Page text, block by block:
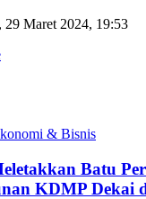
29 Maret 2024, 19:53
& Bisnis
Batu
KDMP Dekai